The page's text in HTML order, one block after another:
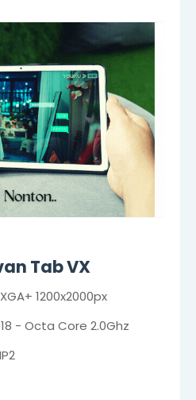
Tab VX
1200x2000px
- Octa Core 2.0Ghz